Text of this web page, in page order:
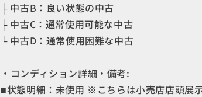
す
す
├ 中古B：良い状態の中古
├ 中古C：通常使用可能な中古
└ 中古D：通常使用困難な中古
・コンディション詳細・備考:
■状態明細：未使用 ※こちらは小売店店頭展